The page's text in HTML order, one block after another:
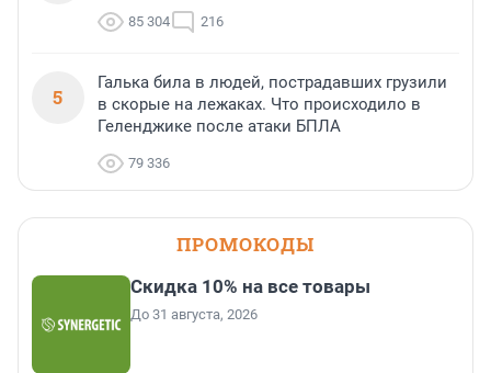
85 304 216
5
Галька била в людей, пострадавших грузили
в скорые на лежаках. Что происходило в
Геленджике после атаки БПЛА
79 336
ПРОМОКОДЫ
Скидка 10% на все товары
До 31 августа, 2026